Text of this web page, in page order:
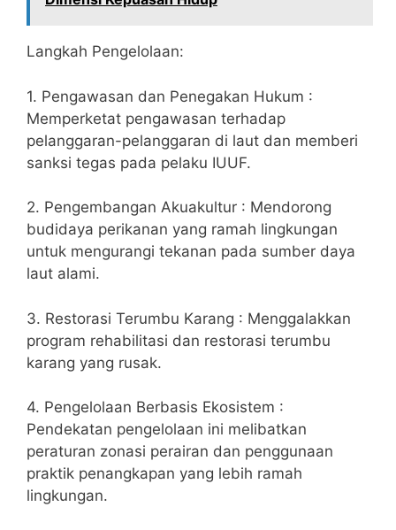
Langkah Pengelolaan:
1. Pengawasan dan Penegakan Hukum :
Memperketat pengawasan terhadap
pelanggaran-pelanggaran di laut dan memberi
sanksi tegas pada pelaku IUUF.
2. Pengembangan Akuakultur : Mendorong
budidaya perikanan yang ramah lingkungan
untuk mengurangi tekanan pada sumber daya
laut alami.
3. Restorasi Terumbu Karang : Menggalakkan
program rehabilitasi dan restorasi terumbu
karang yang rusak.
4. Pengelolaan Berbasis Ekosistem :
Pendekatan pengelolaan ini melibatkan
peraturan zonasi perairan dan penggunaan
praktik penangkapan yang lebih ramah
lingkungan.